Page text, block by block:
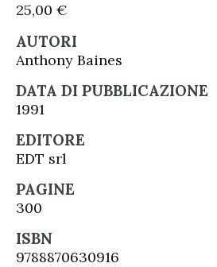
25,00 €
AUTORI
Anthony Baines
DATA DI PUBBLICAZIONE
1991
EDITORE
EDT srl
PAGINE
300
ISBN
9788870630916